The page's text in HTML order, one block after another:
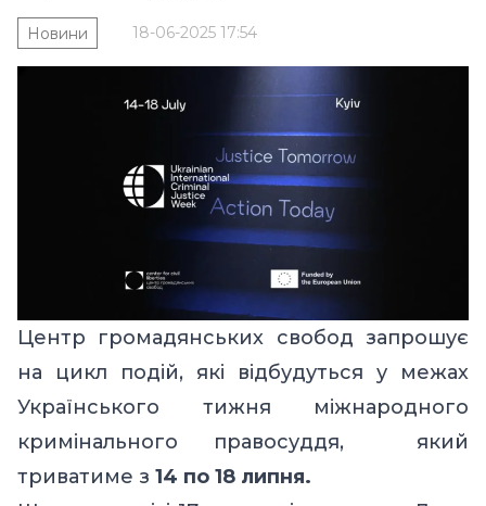
18-06-2025 17:54
Новини
Центр громадянських свобод запрошує
на цикл подій, які відбудуться у межах
Українського тижня міжнародного
кримінального правосуддя, який
триватиме з 14 по 18 липня.